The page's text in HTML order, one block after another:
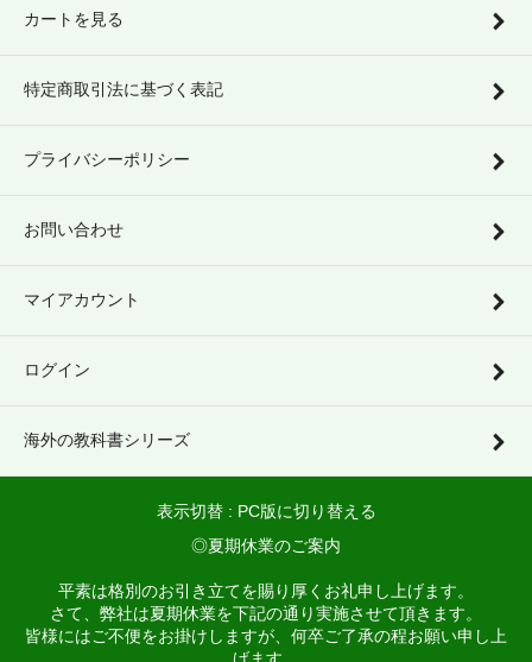
カートを見る
特定商取引法に基づく表記
プライバシーポリシー
お問い合わせ
マイアカウント
ログイン
海外の教科書シリーズ
表示切替 : PC版に切り替える
◎夏期休業のご案内
平素は格別のお引き立てを賜り厚くお礼申し上げます。
さて、弊社は夏期休業を下記の通り実施させて頂きます。
皆様にはご不便をお掛けしますが、何卒ご了承の程お願い申し上